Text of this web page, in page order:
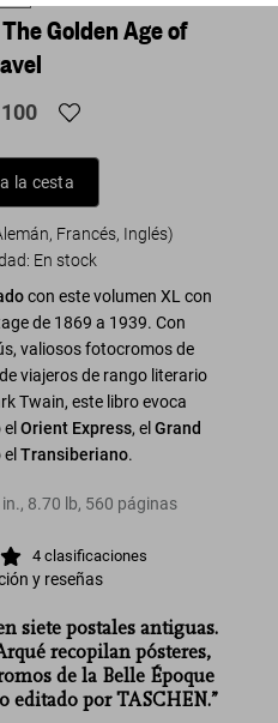
Golden Age of
la cesta
Francés, Inglés)
: En stock
con este volumen XL con
de 1869 a 1939. Con
valiosos fotocromos de
viajeros de rango literario
Twain, este libro evoca
Orient Express, el Grand
Transiberiano.
in., 8.70 lb, 560 páginas
4 clasificaciones
y reseñas
siete postales antiguas.
recopilan pósteres,
de la Belle Époque
editado por TASCHEN.”